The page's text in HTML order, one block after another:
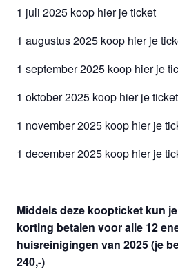
1 juli 2025 koop hier je ticket
1 augustus 2025 koop hier je
1 september 2025 koop hier je
1 oktober 2025 koop hier je ticket
1 november 2025 koop hier je
1 december 2025 koop hier je
Middelsdeze koopticket kun
korting betalen voor alle 12
huisreinigingen van 2025 (je
240,-)